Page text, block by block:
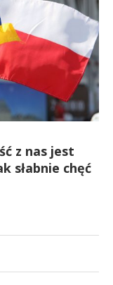
z nas jest
słabnie chęć